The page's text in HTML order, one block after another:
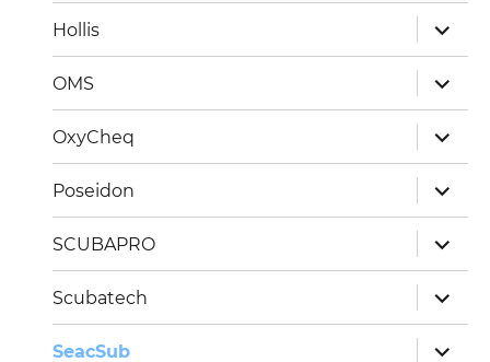
Hollis
öffnen
OMS
öffnen
OxyCheq
öffnen
Poseidon
öffnen
SCUBAPRO
öffnen
Scubatech
öffnen
SeacSub